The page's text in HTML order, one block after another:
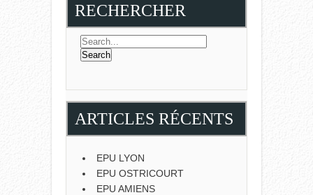
RECHERCHER
ARTICLES RÉCENTS
EPU LYON
EPU OSTRICOURT
EPU AMIENS